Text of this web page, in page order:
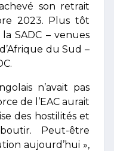
son retrait
2023. Plus tôt
SADC – venues
du Sud –
n’avait pas
de l’EAC aurait
des hostilités et
Peut-être
aujourd’hui »,